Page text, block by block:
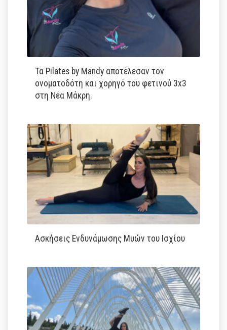
Τα Pilates by Mandy αποτέλεσαν τον
ονοματοδότη και χορηγό του φετινού 3x3
στη Νέα Μάκρη.
Ασκήσεις Ενδυνάμωσης Μυών του Ισχίου